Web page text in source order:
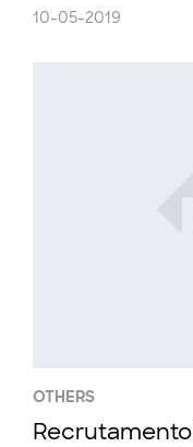
10-05-2019
OTHERS